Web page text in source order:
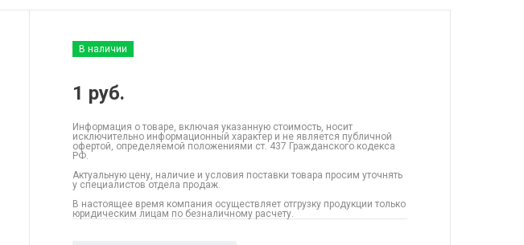
В наличии
1 руб.
Информация о товаре, включая указанную стоимость, носит
исключительно информационный характер и не является публичной
офертой, определяемой положениями ст. 437 Гражданского кодекса
РФ.
Актуальную цену, наличие и условия поставки товара просим уточнять
у специалистов отдела продаж.
В настоящее время компания осуществляет отгрузку продукции только
юридическим лицам по безналичному расчету.